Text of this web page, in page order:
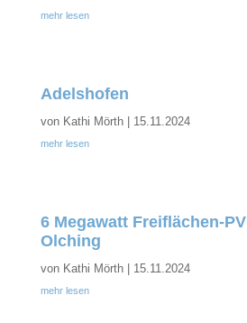
mehr lesen
Adelshofen
von Kathi Mörth| 15.11.2024
mehr lesen
6 Megawatt Freiflächen-PV
Olching
von Kathi Mörth| 15.11.2024
mehr lesen